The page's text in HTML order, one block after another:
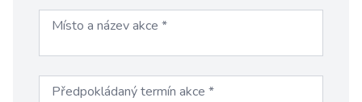
Místo a název akce *
Předpokládaný termín akce *